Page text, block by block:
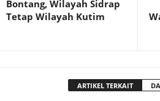
Bontang, Wilayah Sidrap
Tetap Wilayah Kutim
ARTIKEL TERKAIT